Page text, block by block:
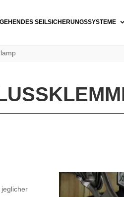
SEILSICHERUNGSSYSTEME